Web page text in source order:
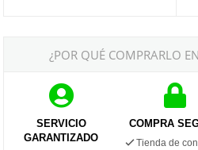
¿POR QUÉ COMPRARLO
SERVICIO
GARANTIZADO
COMPRA
Tienda de